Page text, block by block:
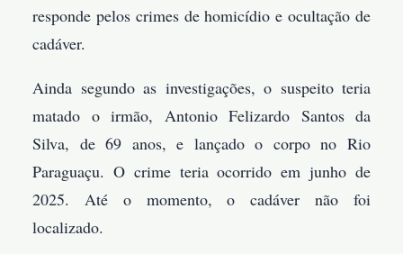
responde pelos crimes de homicídio e ocultação de
cadáver.
Ainda segundo as investigações, o suspeito teria
matado o irmão, Antonio Felizardo Santos da
Silva, de 69 anos, e lançado o corpo no Rio
Paraguaçu. O crime teria ocorrido em junho de
2025. Até o momento, o cadáver não foi
localizado.